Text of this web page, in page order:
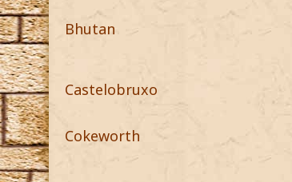
Bhutan
Castelobruxo
Cokeworth